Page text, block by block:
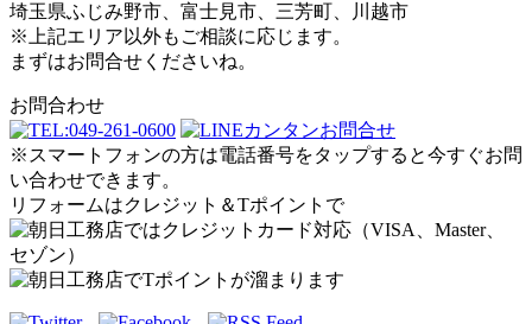
埼玉県ふじみ野市、富士見市、三芳町、川越市
※上記エリア以外もご相談に応じます。
まずはお問合せくださいね。
お問合わせ
※スマートフォンの方は電話番号をタップすると今すぐお問
い合わせできます。
リフォームはクレジット＆Tポイントで